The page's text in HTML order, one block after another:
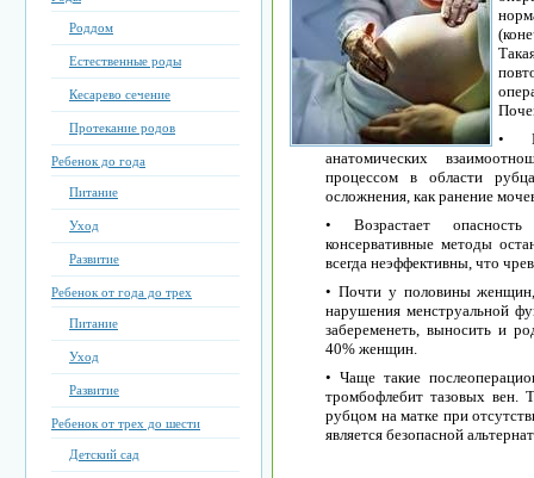
Роддом
Естественные роды
Кесарево сечение
Протекание родов
Ребенок до года
Питание
Уход
Развитие
Ребенок от года до трех
Питание
Уход
Развитие
Ребенок от трех до шести
Детский сад
• В
анатомических
процессом в области
осложнения, как ранение
• Возрастает опасность
консервативные методы
всегда неэффективны, что
• Почти у половины женщин,
нарушения менструальной
забеременеть, выносить и
40% женщин.
• Чаще такие
тромбофлебит тазовых вен.
рубцом на матке при
является безопасной